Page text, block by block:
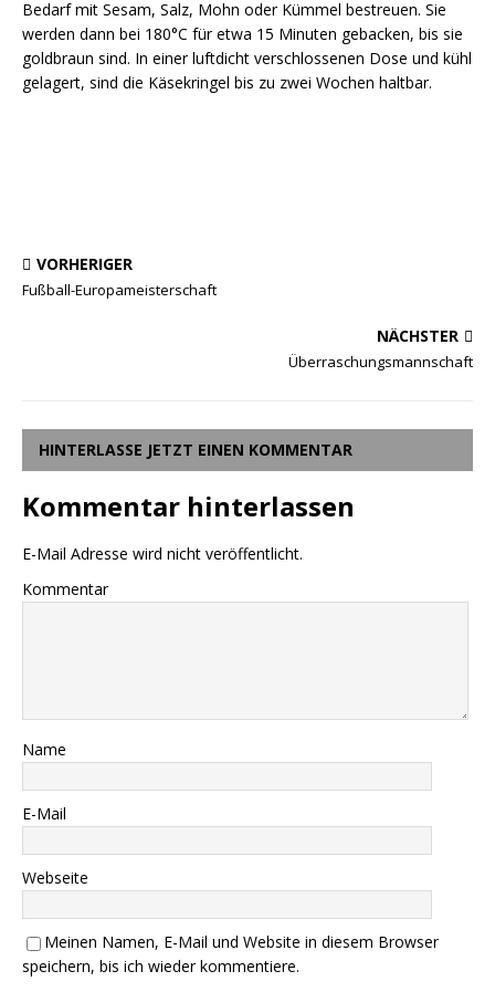
Bedarf mit Sesam, Salz, Mohn oder Kümmel bestreuen. Sie
werden dann bei 180°C für etwa 15 Minuten gebacken, bis sie
goldbraun sind. In einer luftdicht verschlossenen Dose und kühl
gelagert, sind die Käsekringel bis zu zwei Wochen haltbar.
VORHERIGER
Fußball-Europameisterschaft
NÄCHSTER
Überraschungsmannschaft
HINTERLASSE JETZT EINEN KOMMENTAR
Kommentar hinterlassen
E-Mail Adresse wird nicht veröffentlicht.
Kommentar
Name
E-Mail
Webseite
Meinen Namen, E-Mail und Website in diesem Browser
speichern, bis ich wieder kommentiere.